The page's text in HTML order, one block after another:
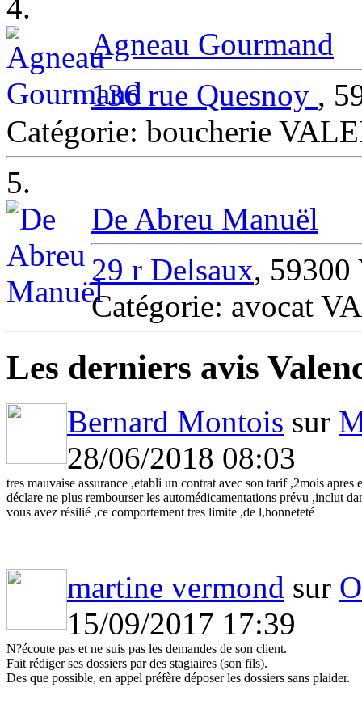
4.
Agneau Gourmand
136 rue Quesnoy ,
Catégorie: boucherie
5.
De Abreu Manuël
29 r Delsaux,
Catégorie: avocat
Les derniers avis
Bernard Montois sur
28/06/2018 08:03
tres mauvaise assurance ,etabli un contrat avec son tarif ,2mois
déclare ne plus rembourser les automédicamentations prévu ,inclut
vous avez résilié ,ce comportement tres limite ,de l,honneteté
martine vermond sur
15/09/2017 17:39
N?écoute pas et ne suis pas les demandes de son client.
Fait rédiger ses dossiers par des stagiaires (son fils).
Des que possible, en appel préfère déposer les dossiers sans plaider.